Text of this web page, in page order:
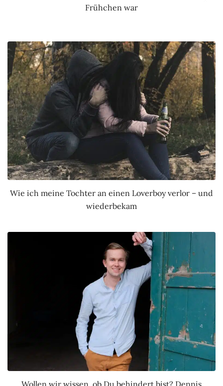
Frühchen war
Wie ich meine Tochter an einen Loverboy verlor – und
wiederbekam
Wollen wir wissen, ob Du behindert bist? Dennis